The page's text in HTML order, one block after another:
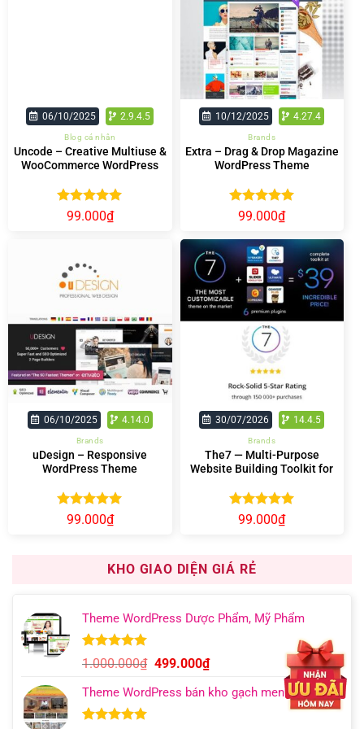
06/10/2025 2.9.4.5
Blog cá nhân
Uncode – Creative Multiuse &
WooCommerce WordPress
Được xếp
5.00
99.000₫
10/12/2025 4.27.4
Brands
Extra – Drag & Drop Magazine
WordPress Theme
Được xếp
5.00
5 sao
99.000₫
06/10/2025 4.14.0
Brands
uDesign – Responsive
WordPress Theme
Được xếp
5.00
99.000₫
30/07/2026 14.4.5
Brands
The7 — Multi-Purpose
Website Building Toolkit for
Được xếp
5.00
99.000₫
KHO GIAO DIỆN GIÁ RẺ
Theme WordPress Dược Phẩm, Mỹ Phẩm
5.00trên 5
dựa trên
12
đánh giá
1.000.000₫ Giá
là:
499.000₫Giá
tại
Theme WordPress bán kho gạch men